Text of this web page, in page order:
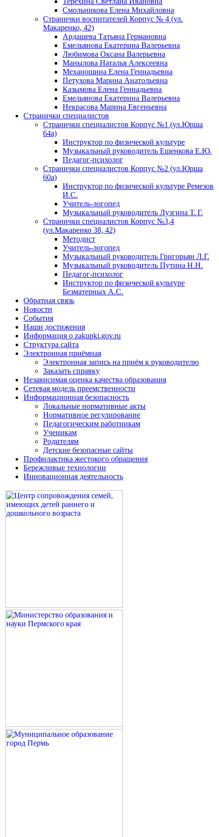
Смольникова Елена Михайловна
Странички воспитателей Корпус № 4 (ул.
Макаренко, 42)
Ардашева Татьяна Германовна
Емельянова Екатерина Валерьевна
Любимова Оксана Валерьевна
Манылова Наталья Алексеевна
Механошина Елена Геннадьевна
Петухова Марина Анатольевна
Казымова Елена Геннадьевна
Емельянова Екатерина Валерьевна
Некрасова Марина Евгеньевна
Странички специалистов
Странички специалистов Корпус №1 (ул.Юрша
64а)
Инструктор по физической культуре
Музыкальный руководитель Ещенкова Е.Ю.
Педагог-психолог
Странички специалистов Корпус №2 (ул.Юрша
60а)
Инструктор по физической культуре Ремезов
И.С.
Учитель-логопед
Музыкальный руководитель Лузгина Т. Г.
Странички специалистов Корпус №3,4
(ул.Макаренко 38, 42)
Методист
Учитель-логопед
Музыкальный руководитель Григорьян Л.Г.
Музыкальный руководитель Путина Н.Н.
Педагог-психолог
Инструктор по физической культуре
Безматерных А.С.
Обратная связь
Новости
События
Наши достижения
Информация о zakupki.gov.ru
Структура сайта
Электронная приёмная
Электронная запись на приём к руководителю
Заказать справку
Независимая оценка качества образования
Сетевая модель преемственности
Информационная безопасность
Локальные нормативные акты
Нормативное регулирование
Педагогическим работникам
Ученикам
Родителям
Детские безопасные сайты
Профилактика жестокого обращения
Бережливые технологии
Инновационная деятельность